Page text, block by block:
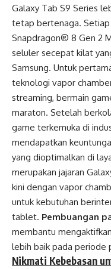
Galaxy Tab S9 Series
tetap bertenaga.
Snapdragon® 8 Gen 2
seluler secepat kilat
Samsung. Untuk
teknologi vapor
streaming, bermain
maraton. Setelah
game terkemuka di
mendapatkan
yang dioptimalkan di
merupakan jajaran
kini dengan vapor
untuk kebutuhan
tablet. Pembuangan
membantu
lebih baik pada periode
Nikmati Kebebasan